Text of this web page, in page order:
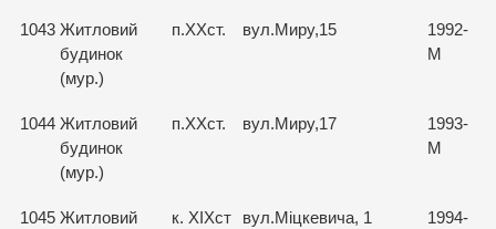
1043 Житловий
будинок
(мур.)
п.ХХст. вул.Миру,15
1992-
М
1044 Житловий
будинок
(мур.)
п.ХХст. вул.Миру,17
1993-
М
1045 Житловий
к. ХІХст вул.Міцкевича, 1
1994-